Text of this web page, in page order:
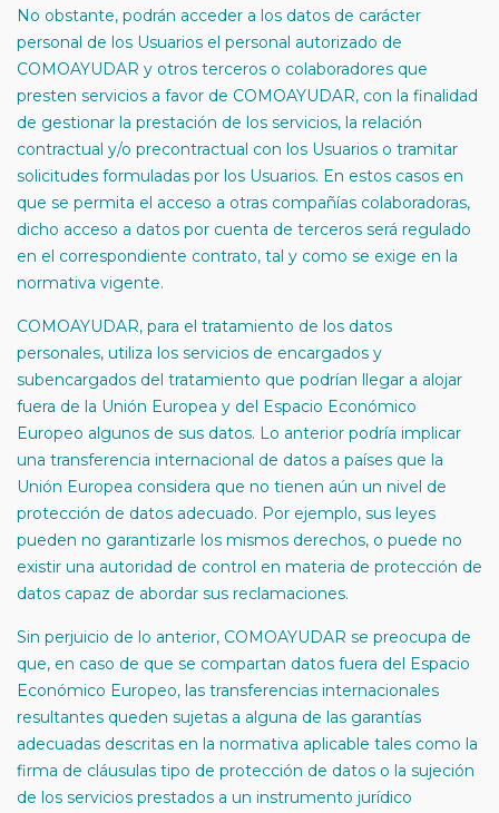
No obstante, podrán acceder a los datos de carácter
personal de los Usuarios el personal autorizado de
COMOAYUDAR y otros terceros o colaboradores que
presten servicios a favor de COMOAYUDAR, con la finalidad
de gestionar la prestación de los servicios, la relación
contractual y/o precontractual con los Usuarios o tramitar
solicitudes formuladas por los Usuarios. En estos casos en
que se permita el acceso a otras compañías colaboradoras,
dicho acceso a datos por cuenta de terceros será regulado
en el correspondiente contrato, tal y como se exige en la
normativa vigente.
COMOAYUDAR, para el tratamiento de los datos
personales, utiliza los servicios de encargados y
subencargados del tratamiento que podrían llegar a alojar
fuera de la Unión Europea y del Espacio Económico
Europeo algunos de sus datos. Lo anterior podría implicar
una transferencia internacional de datos a países que la
Unión Europea considera que no tienen aún un nivel de
protección de datos adecuado. Por ejemplo, sus leyes
pueden no garantizarle los mismos derechos, o puede no
existir una autoridad de control en materia de protección de
datos capaz de abordar sus reclamaciones.
Sin perjuicio de lo anterior, COMOAYUDAR se preocupa de
que, en caso de que se compartan datos fuera del Espacio
Económico Europeo, las transferencias internacionales
resultantes queden sujetas a alguna de las garantías
adecuadas descritas en la normativa aplicable tales como la
firma de cláusulas tipo de protección de datos o la sujeción
de los servicios prestados a un instrumento jurídico